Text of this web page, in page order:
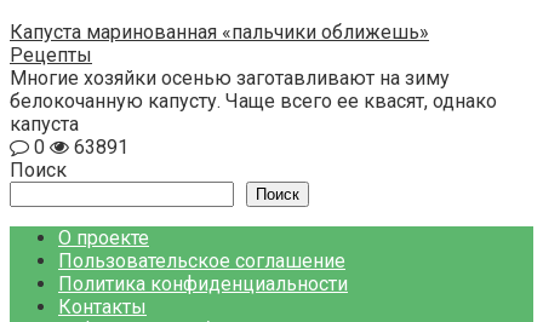
Капуста маринованная «пальчики оближешь»
Рецепты
Многие хозяйки осенью заготавливают на зиму
белокочанную капусту. Чаще всего ее квасят, однако
капуста
0
63891
Поиск
Поиск
О проекте
Пользовательское соглашение
Политика конфиденциальности
Контакты